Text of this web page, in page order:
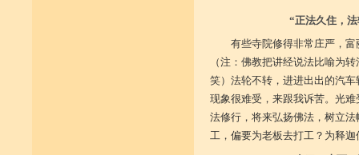
“正法久住，
有些寺院修得非常庄严，
（注：佛教把讲经说法比喻为
笑）法轮不转，进进出出的汽
现象很难受，来跟我诉苦。光
法修行，将来弘扬佛法，树立
工，偏要为老板去打工？为释